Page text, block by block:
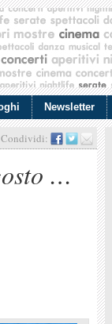
Newsletter
Condividi:
…